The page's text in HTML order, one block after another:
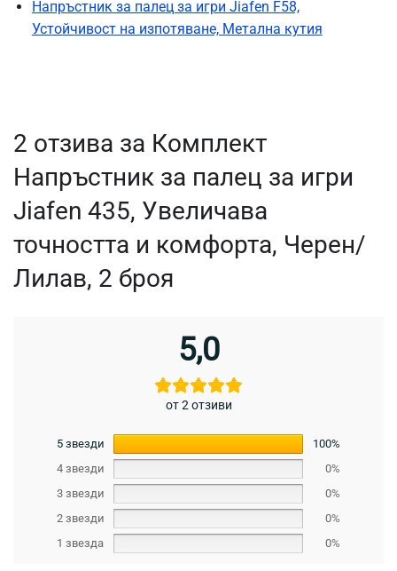
Напръстник за палец за игри Jiafen F58,
Устойчивост на изпотяване, Метална кутия
2 отзива за Комплект
Напръстник за палец за игри
Jiafen 435, Увеличава
точността и комфорта, Черен/
Лилав, 2 броя
5,0
от 2 отзиви
5 звезди
100%
4 звезди
0%
3 звезди
0%
2 звезди
0%
1 звезда
0%